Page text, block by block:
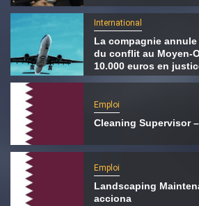
International
La compagnie
du conflit au Moyen-
10.000 euros en
Emploi
Cleaning Supervisor
Emploi
Landscaping
acciona